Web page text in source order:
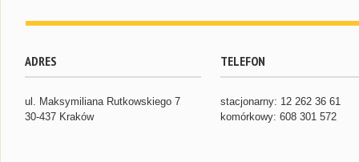
ADRES
ul. Maksymiliana Rutkowskiego 7
30-437 Kraków
TELEFON
stacjonarny: 12 262 36 61
komórkowy: 608 301 572